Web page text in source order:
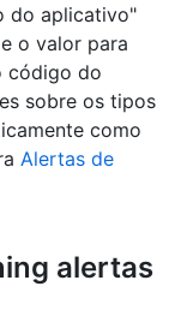
do aplicativo"
e o valor para
código do
sobre os tipos
como
Alertas de
alertas